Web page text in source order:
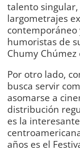
talento
largometrajes
contemporáneo
humoristas de
Chumy Chúmez
Por otro lado,
busca servir
asomarse a
distribución
es la
años es el